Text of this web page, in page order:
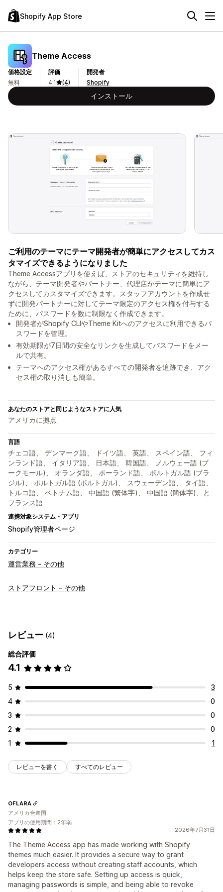
Shopify App Store
Theme Access
価格設定
無料
評価
4.1
(4)
開発者
Shopify
インストール
ご利用のテーマにテーマ開発者が簡単にアクセスしてカス
タマイズできるようになりました
Theme Accessアプリを使えば、ストアのセキュリティを維持し
ながら、テーマ開発者やパートナー、代理店がテーマに簡単にア
クセスしてカスタマイズできます。スタッフアカウントを作成せ
ずに開発パートナーに対してテーマ限定のアクセス権を付与する
ために、パスワードを数に制限なく作成できます。
開発者がShopify CLIやTheme Kitへのアクセスに利用できるパ
スワードを管理。
有効期限が7日間の安全なリンクを生成してパスワードをメー
ルで共有。
テーマへのアクセス権があるすべての開発者を追跡でき、アク
セス権の取り消しも簡単。
あなたのストアと同じようなストアに人気
アメリカに拠点
言語
チェコ語、 デンマーク語、 ドイツ語、 英語、 スペイン語、 フィ
ンランド語、 イタリア語、 日本語、 韓国語、 ノルウェー語 (ブ
ークモール)、 オランダ語、 ポーランド語、 ポルトガル語 (ブラ
ジル)、 ポルトガル語 (ポルトガル)、 スウェーデン語、 タイ語、
トルコ語、 ベトナム語、 中国語 (繁体字)、 中国語 (簡体字)、と
フランス語
連携対象システム・アプリ
Shopify管理者ページ
カテゴリー
運営業務 - その他
ストアフロント - その他
レビュー (4)
総合評価
4.1
5
3
4
0
3
0
2
0
1
1
レビューを書く すべてのレビュー
2026年7月31日
The Theme Access app has made working with Shopify
themes much easier. It provides a secure way to grant
developers access without creating staff accounts, which
helps keep the store safe. Setting up access is quick,
managing passwords is simple, and being able to revoke
OFLARA
アメリカ合衆国
アプリの使用期間：2年弱